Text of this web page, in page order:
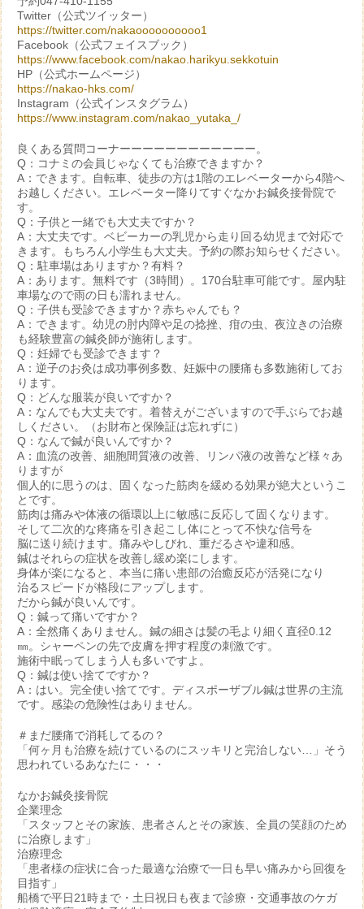
Twitter（公式ツイッター）
https://twitter.com/nakaoooooooooo1
Facebook（公式フェイスブック）
https://www.facebook.com/nakao.harikyu.sekkotuin
HP（公式ホームページ）
https://nakao-hks.com/
Instagram（公式インスタグラム）
https://www.instagram.com/nakao_yutaka_/
良くある質問コーナーーーーーーーーーーーー。
Q：コナミの会員じゃなくても治療できますか？
A：できます。自転車、徒歩の方は1階のエレベーターから4階へ
お越しください。エレベーター降りてすぐなかお鍼灸接骨院で
す。
Q：子供と一緒でも大丈夫ですか？
A：大丈夫です。ベビーカーの乳児から走り回る幼児まで対応で
きます。もちろん小学生も大丈夫。予約の際お知らせください。
Q：駐車場はありますか？有料？
A：あります。無料です（3時間）。170台駐車可能です。屋内駐
車場なので雨の日も濡れません。
Q：子供も受診できますか？赤ちゃんでも？
A：できます。幼児の肘内障や足の捻挫、疳の虫、夜泣きの治療
も経験豊富の鍼灸師が施術します。
Q：妊婦でも受診できます？
A：逆子のお灸は成功事例多数、妊娠中の腰痛も多数施術してお
ります。
Q：どんな服装が良いですか？
A：なんでも大丈夫です。着替えがございますので手ぶらでお越
しください。（お財布と保険証は忘れずに）
Q：なんで鍼が良いんですか？
A：血流の改善、細胞間質液の改善、リンパ液の改善など様々あ
りますが
個人的に思うのは、固くなった筋肉を緩める効果が絶大というこ
とです。
筋肉は痛みや体液の循環以上に敏感に反応して固くなります。
そして二次的な疼痛を引き起こし体にとって不快な信号を
脳に送り続けます。痛みやしびれ、重だるさや違和感。
鍼はそれらの症状を改善し緩め楽にします。
身体が楽になると、本当に痛い患部の治癒反応が活発になり
治るスピードが格段にアップします。
だから鍼が良いんです。
Q：鍼って痛いですか？
A：全然痛くありません。鍼の細さは髪の毛より細く直径0.12
㎜。シャーペンの先で皮膚を押す程度の刺激です。
施術中眠ってしまう人も多いですよ。
Q：鍼は使い捨てですか？
A：はい。完全使い捨てです。ディスポーザブル鍼は世界の主流
です。感染の危険性はありません。
＃まだ腰痛で消耗してるの？
「何ヶ月も治療を続けているのにスッキリと完治しない…」そう
思われているあなたに・・・
なかお鍼灸接骨院
企業理念
「スタッフとその家族、患者さんとその家族、全員の笑顔のため
に治療します」
治療理念
「患者様の症状に合った最適な治療で一日も早い痛みから回復を
目指す」
船橋で平日21時まで・土日祝日も夜まで診療・交通事故のケガ